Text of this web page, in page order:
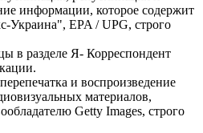
информации, которое содержит
Украина", EPA / UPG, строго
в разделе Я- Корреспондент
и воспроизведение
материалов,
Getty Images, строго